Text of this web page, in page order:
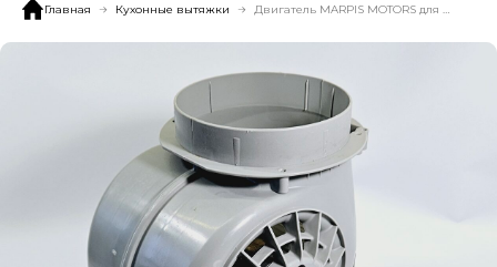
Главная Кухонные вытяжки